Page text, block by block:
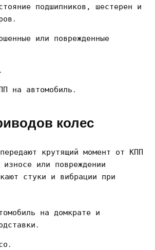
подшипников, шестерен и
или поврежденные
на автомобиль․
колес
крутящий момент от КПП
или повреждении
стуки и вибрации при
на домкрате и